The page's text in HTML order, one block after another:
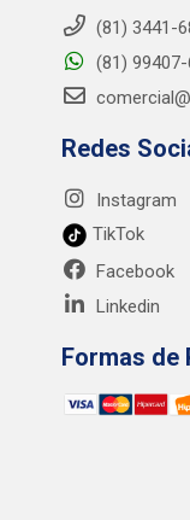
(81) 3441-
(81)
Redes
Instagram
TikTok
Facebook
Linkedin
Formas de